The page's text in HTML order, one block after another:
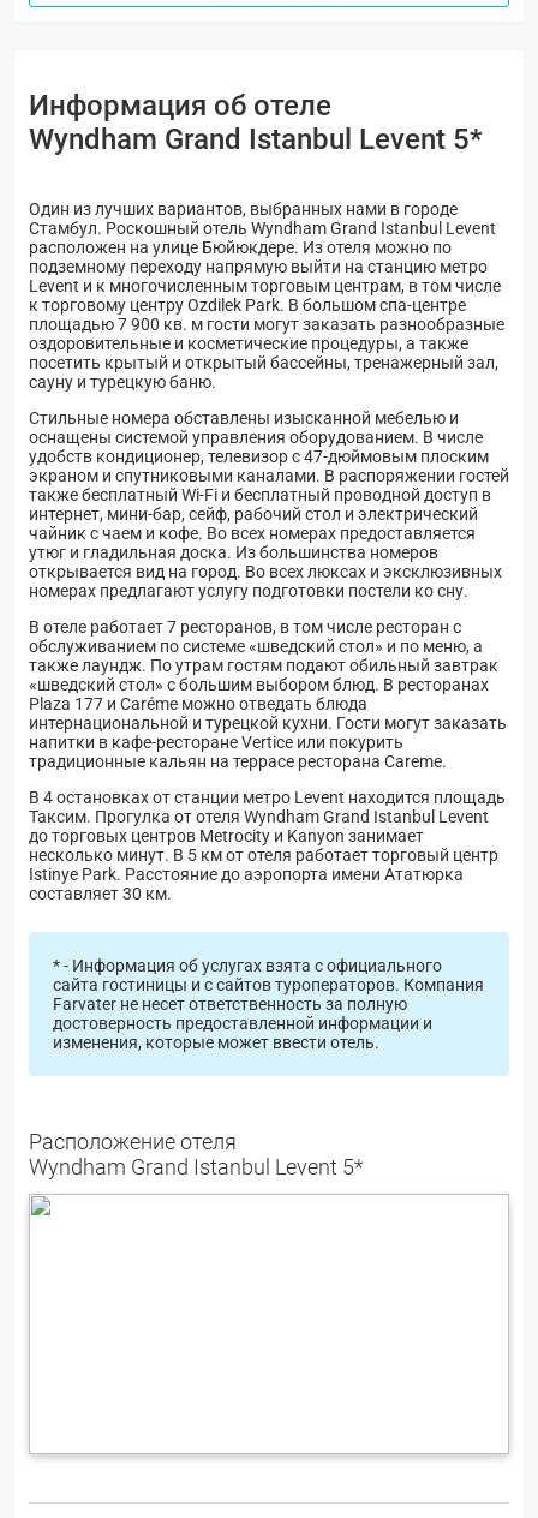
Информация об отеле
Wyndham Grand Istanbul Levent 5*
Один из лучших вариантов, выбранных нами в городе
Стамбул. Роскошный отель Wyndham Grand Istanbul Levent
расположен на улице Бюйюкдере. Из отеля можно по
подземному переходу напрямую выйти на станцию метро
Levent и к многочисленным торговым центрам, в том числе
к торговому центру Ozdilek Park. В большом спа-центре
площадью 7 900 кв. м гости могут заказать разнообразные
оздоровительные и косметические процедуры, а также
посетить крытый и открытый бассейны, тренажерный зал,
сауну и турецкую баню.
Стильные номера обставлены изысканной мебелью и
оснащены системой управления оборудованием. В числе
удобств кондиционер, телевизор с 47-дюймовым плоским
экраном и спутниковыми каналами. В распоряжении гостей
также бесплатный Wi-Fi и бесплатный проводной доступ в
интернет, мини-бар, сейф, рабочий стол и электрический
чайник с чаем и кофе. Во всех номерах предоставляется
утюг и гладильная доска. Из большинства номеров
открывается вид на город. Во всех люксах и эксклюзивных
номерах предлагают услугу подготовки постели ко сну.
В отеле работает 7 ресторанов, в том числе ресторан с
обслуживанием по системе «шведский стол» и по меню, а
также лаундж. По утрам гостям подают обильный завтрак
«шведский стол» с большим выбором блюд. В ресторанах
Plaza 177 и Caréme можно отведать блюда
интернациональной и турецкой кухни. Гости могут заказать
напитки в кафе-ресторане Vertice или покурить
традиционные кальян на террасе ресторана Careme.
В 4 остановках от станции метро Levent находится площадь
Таксим. Прогулка от отеля Wyndham Grand Istanbul Levent
до торговых центров Metrocity и Kanyon занимает
несколько минут. В 5 км от отеля работает торговый центр
Istinye Park. Расстояние до аэропорта имени Ататюрка
составляет 30 км.
* - Информация об услугах взята с официального
сайта гостиницы и с сайтов туроператоров. Компания
Farvater не несет ответственность за полную
достоверность предоставленной информации и
изменения, которые может ввести отель.
Расположение отеля
Wyndham Grand Istanbul Levent 5*